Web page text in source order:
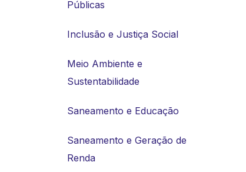
Públicas
Inclusão e Justiça Social
Meio Ambiente e
Sustentabilidade
Saneamento e Educação
Saneamento e Geração de
Renda